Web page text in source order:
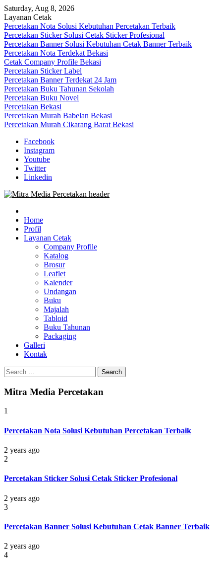
Skip
to
content
Saturday, Aug 8, 2026
Layanan Cetak
Percetakan Nota Solusi Kebutuhan Percetakan Terbaik
Percetakan Sticker Solusi Cetak Sticker Profesional
Percetakan Banner Solusi Kebutuhan Cetak Banner Terbaik
Percetakan Nota Terdekat Bekasi
Cetak Company Profile Bekasi
Percetakan Sticker Label
Percetakan Banner Terdekat 24 Jam
Percetakan Buku Tahunan Sekolah
Percetakan Buku Novel
Percetakan Bekasi
Percetakan Murah Babelan Bekasi
Percetakan Murah Cikarang Barat Bekasi
Facebook
Instagram
Youtube
Twitter
Linkedin
Mitra Media Percetakan Bekasi
0813-1670-6191
0813-1670-6191 (Call/WA) Perusahaan Tempat Alamat Jasa Pusat
Percetakan Bekasi Barat Timur Utara Selatan Murah 24 Jam
Home
Profil
Layanan Cetak
Company Profile
Katalog
Brosur
Leaflet
Kalender
Undangan
Buku
Majalah
Tabloid
Buku Tahunan
Packaging
Galleri
Kontak
Search
for:
Mitra Media Percetakan
1
Percetakan Nota Solusi Kebutuhan Percetakan Terbaik
2 years ago
2
Percetakan Sticker Solusi Cetak Sticker Profesional
2 years ago
3
Percetakan Banner Solusi Kebutuhan Cetak Banner Terbaik
2 years ago
4